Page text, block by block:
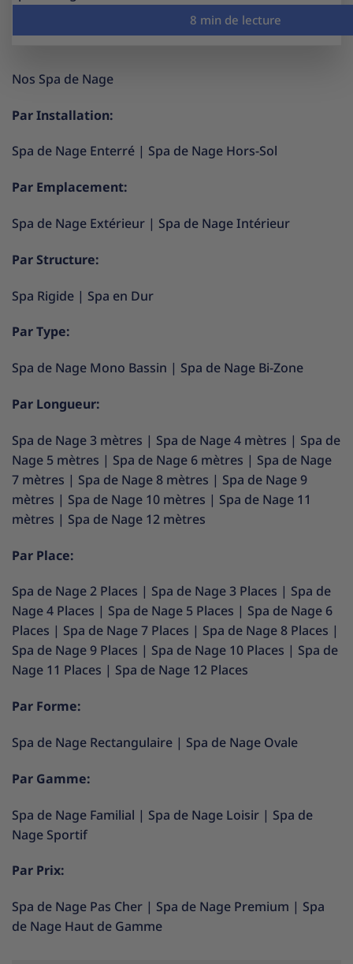
Nos Spa de Nage
Par Installation:
Spa de Nage Enterré | Spa de Nage Hors-Sol
Par Emplacement:
Spa de Nage Extérieur | Spa de Nage Intérieur
Par Structure:
Spa Rigide | Spa en Dur
Par Type:
Spa de Nage Mono Bassin | Spa de Nage Bi-Zone
Par Longueur:
Spa de Nage 3 mètres | Spa de Nage 4 mètres | Spa de
Nage 5 mètres | Spa de Nage 6 mètres | Spa de Nage
7 mètres | Spa de Nage 8 mètres | Spa de Nage 9
mètres | Spa de Nage 10 mètres | Spa de Nage 11
mètres | Spa de Nage 12 mètres
Par Place:
Spa de Nage 2 Places | Spa de Nage 3 Places | Spa de
Nage 4 Places | Spa de Nage 5 Places | Spa de Nage 6
Places | Spa de Nage 7 Places | Spa de Nage 8 Places |
Spa de Nage 9 Places | Spa de Nage 10 Places | Spa de
Nage 11 Places | Spa de Nage 12 Places
Par Forme:
Spa de Nage Rectangulaire | Spa de Nage Ovale
Par Gamme:
Spa de Nage Familial | Spa de Nage Loisir | Spa de
Nage Sportif
Par Prix:
Spa de Nage Pas Cher | Spa de Nage Premium | Spa
de Nage Haut de Gamme